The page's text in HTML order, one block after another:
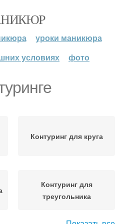
уроки маникюра
условиях
фото
Контуринг для круга
Контуринг для
треугольника